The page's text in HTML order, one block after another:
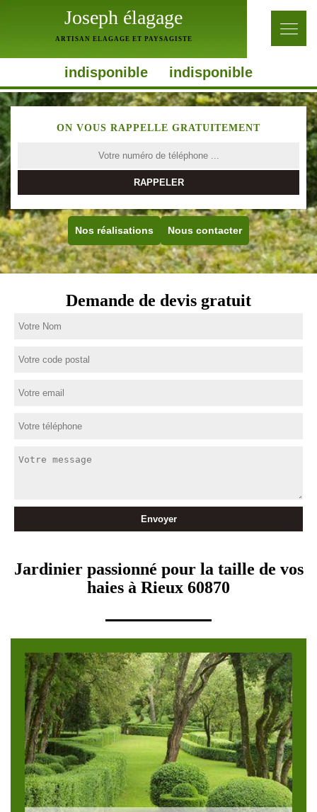
Joseph élagage
ARTISAN ELAGAGE ET PAYSAGISTE
indisponible indisponible
ON VOUS RAPPELLE GRATUITEMENT
Nos réalisations Nous contacter
Demande de devis gratuit
Jardinier passionné pour la taille de vos
haies à Rieux 60870